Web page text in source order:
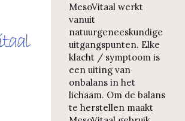
MesoVitaal werkt
vanuit
natuurgeneeskundige
uitgangspunten. Elke
klacht / symptoom is
een uiting van
onbalans in het
lichaam. Om de balans
te herstellen maakt